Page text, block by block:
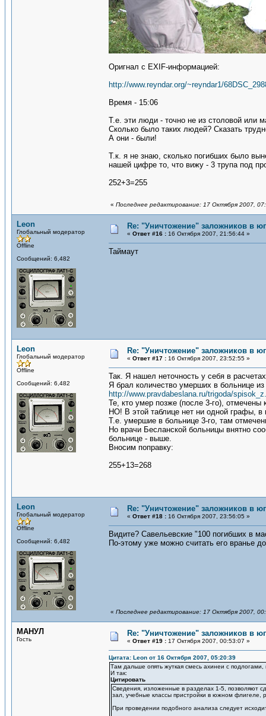
Оригнал с EXIF-информацией:
http://www.reyndar.org/~reyndar1/
Время - 15:06
Т.е. эти люди - точно не из столовой или
Сколько было таких людей? Сказать
А они - были!
Т.к. я не знаю, сколько погибших было
нашей цифре то, что вижу - 3 трупа под
252+3=255
« Последнее редактирование: 17 Октября 2007,
Leon
Глобальный модератор
Offline
Сообщений: 6,482
Re: "Уничтожение" заложников в
« Ответ #16 : 16 Октября 2007, 21:56:44 »
Таймаут
Leon
Глобальный модератор
Offline
Сообщений: 6,482
Re: "Уничтожение" заложников в
« Ответ #17 : 16 Октября 2007, 23:52:55 »
Так. Я нашел неточность у себя в
Я брал количество умерших в больнице
http://www.pravdabeslana.ru/trigoda/
Те, кто умер позже (после 3-го),
НО! В этой таблице нет ни одной графы, в
Т.е. умершие в больнице 3-го, там
Но врачи Бесланской больницы внятно
больнице - выше.
Вносим поправку:
255+13=268
Leon
Глобальный модератор
Offline
Сообщений: 6,482
Re: "Уничтожение" заложников в
« Ответ #18 : 16 Октября 2007, 23:56:05 »
Видите? Савельевские "100 погибших в
По-этому уже можно считать его вранье
« Последнее редактирование: 17 Октября 2007,
МАНУЛ
Гость
Re: "Уничтожение" заложников в
« Ответ #19 : 17 Октября 2007, 00:53:07 »
Цитата: Leon от 16 Октября 2007, 05:20:39
Там дальше опять жуткая смесь ахинеи с
И так:
Цитировать
Сведения, изложенные в разделах 1-5, позволяют
зал, учебные классы пристройки в южном флигеле,
При проведении подобного анализа следует